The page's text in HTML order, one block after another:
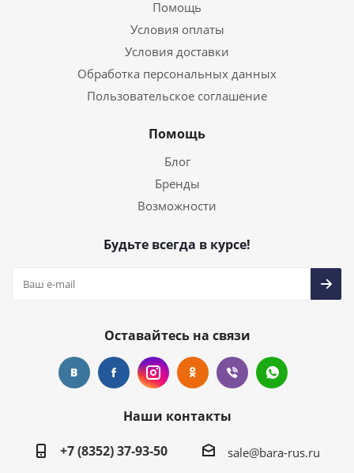
Помощь
Условия оплаты
Условия доставки
Обработка персональных данных
Пользовательское соглашение
Помощь
Блог
Бренды
Возможности
Будьте всегда в курсе!
Оставайтесь на связи
Наши контакты
+7 (8352) 37-93-50
sale@bara-rus.ru